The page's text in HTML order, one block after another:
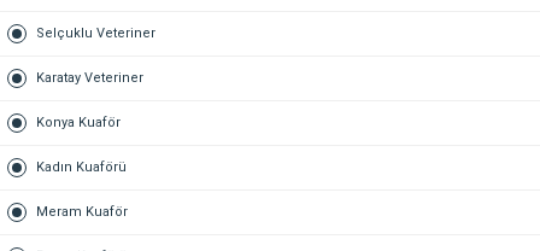
Selçuklu Veteriner
Karatay Veteriner
Konya Kuaför
Kadın Kuaförü
Meram Kuaför